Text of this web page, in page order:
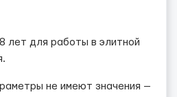
лет для работы в элитной
не имеют значения —